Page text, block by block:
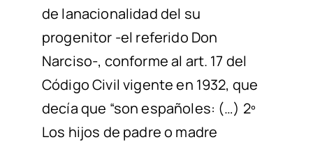
de lanacionalidad del su
progenitor -el referido Don
Narciso-, conforme al art. 17 del
Código Civil vigente en 1932, que
decía que “son españoles: (…) 2º
Los hijos de padre o madre